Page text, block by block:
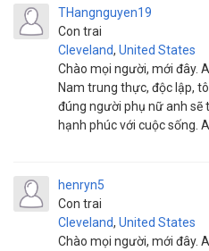
THangnguyen19
Con trai
Cleveland, United States
Chào mọi người, mới đây.
Nam trung thực, độc lập,
đúng người phụ nữ anh sẽ
hạnh phúc với cuộc sống.
henryn5
Con trai
Cleveland, United States
Chào mọi người, mới đây.